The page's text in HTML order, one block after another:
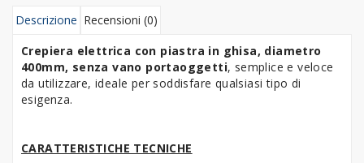
Descrizione Recensioni (0)
Crepiera elettrica con piastra in ghisa, diametro
400mm, senza vano portaoggetti, semplice e veloce
da utilizzare, ideale per soddisfare qualsiasi tipo di
esigenza.
CARATTERISTICHE TECNICHE